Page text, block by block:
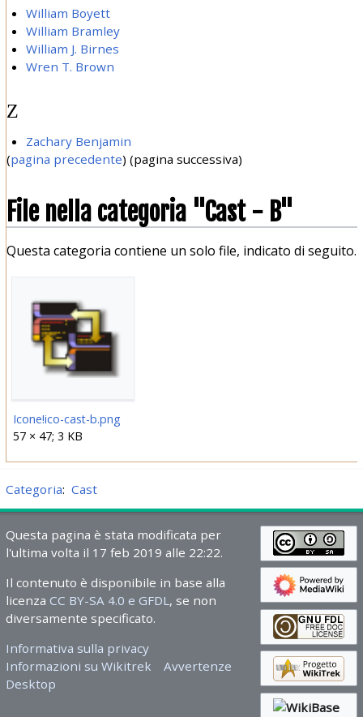
William Boyett
William Bramley
William J. Birnes
Wren T. Brown
Z
Zachary Benjamin
(pagina precedente) (pagina successiva)
File nella categoria "Cast - B"
Questa categoria contiene un solo file, indicato di seguito.
Icone!ico-cast-b.png
57 × 47; 3 KB
Categoria: Cast
Questa pagina è stata modificata per
l'ultima volta il 17 feb 2019 alle 22:22.
Il contenuto è disponibile in base alla
licenza CC BY-SA 4.0 e GFDL , se non
diversamente specificato.
Informativa sulla privacy
Informazioni su Wikitrek
Avvertenze
Desktop